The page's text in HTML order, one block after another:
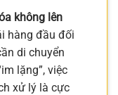
không lên
hàng đầu đối
di chuyển
lặng”, việc
xử lý là cực